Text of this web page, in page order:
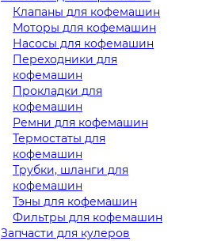
Клапаны для кофемашин
Моторы для кофемашин
Насосы для кофемашин
Переходники для
кофемашин
Прокладки для
кофемашин
Ремни для кофемашин
Термостаты для
кофемашин
Трубки, шланги для
кофемашин
Тэны для кофемашин
Фильтры для кофемашин
Запчасти для кулеров